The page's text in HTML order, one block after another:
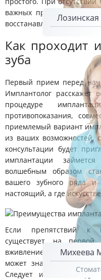
Михеева
важных преимущества:
восстанавливать нужно
Как проходит
зуба
Первый прием перед
Имплантолог расскажет
процедуре
противопоказания,
приемлемый вариант
из ваших возможностей,
консультации будет
имплантации
волшебным образом
вашего зубного ряда
настоящий, а где
Если препятствий к
существует, на первой
вживление импланта.
может значительно
Следует иметь в виду,